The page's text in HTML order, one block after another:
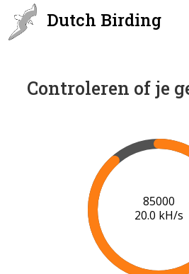
Dutch Birding
Controleren of je
87000
20.1 kH/s